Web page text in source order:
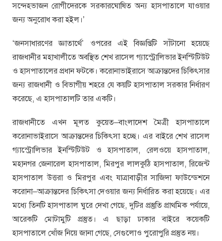
সন্দেহভাজন রোগীদেরকে সরকারঘোষিত অন্য হাসপাতালে যাওয়ার
জন্য অনুরোধ করা হইল।’
‘জনসাধারণের জ্ঞাতার্থে’ ওপরের এই বিজ্ঞপ্তিটি সাঁটানো হয়েছে
রাজধানীর মহাখালীতে অবস্থিত শেখ রাসেল গ্যাস্ট্রোলিভার ইনস্টিটিউট
ও হাসপাতালের প্রধান ফটকে। করোনাভাইরাসে আক্রান্তদের চিকিৎসার
জন্য রাজধানী ও বিভাগীয় শহরে যে কয়টি হাসপাতাল সরকার নির্ধারণ
করেছে, এ হাসপাতালটি তার একটি।
রাজধানীতে এখন মূলত কুয়েত–বাংলাদেশ মৈত্রী হাসপাতালে
করোনাভাইরাসে আক্রান্তদের চিকিৎসা হচ্ছে। এর বাইরে শেখ রাসেল
গ্যাস্ট্রোলিভার ইনস্টিটিউট ও হাসপাতাল, রেলওয়ে হাসপাতাল,
মহানগর জেনারেল হাসপাতাল, মিরপুর লালকুঠি হাসপাতাল, রিজেন্ট
হাসপাতাল উত্তরা ও মিরপুর এবং যাত্রাবাড়ীর সাজিদা ফাউন্ডেশনে
করোনা–আক্রান্তদের চিকিৎসা দেওয়ার জন্য নির্ধারিত করা হয়েছে। এর
মধ্যে তিনটি হাসপাতাল ঘুরে দেখা গেছে, দুটির প্রস্তুতি প্রাথমিক পর্যায়ে,
আরেকটি মোটামুটি প্রস্তুত। এ ছাড়া ঢাকার বাইরে কয়েকটি
হাসপাতালে খোঁজ নিয়ে জানা গেছে, সেগুলোও পুরোপুরি প্রস্তুত নয়।